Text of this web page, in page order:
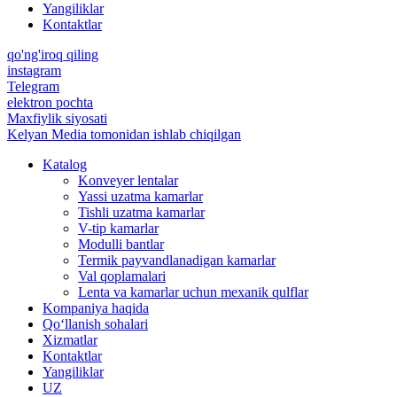
Yangiliklar
Kontaktlar
qo'ng'iroq qiling
instagram
Telegram
elektron pochta
Maxfiylik siyosati
Kelyan Media tomonidan ishlab chiqilgan
Katalog
Konveyer lentalar
Yassi uzatma kamarlar
Tishli uzatma kamarlar
V-tip kamarlar
Modulli bantlar
Termik payvandlanadigan kamarlar
Val qoplamalari
Lenta va kamarlar uchun mexanik qulflar
Kompaniya haqida
Qo‘llanish sohalari
Xizmatlar
Kontaktlar
Yangiliklar
UZ